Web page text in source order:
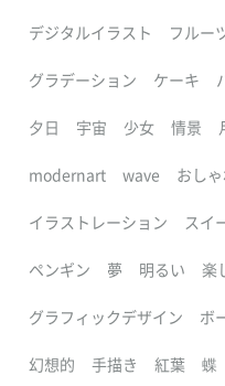
デジタルイラスト フルー
グラデーション ケーキ
夕日 宇宙 少女 情景
modernart wave おし
イラストレーション スイ
ペンギン 夢 明るい 楽
グラフィックデザイン ボ
幻想的 手描き 紅葉 蝶